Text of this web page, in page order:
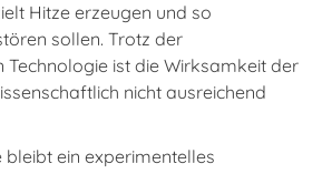
Hitze erzeugen und so
sollen. Trotz der
Technologie ist die Wirksamkeit der
nicht ausreichend
bleibt ein experimentelles